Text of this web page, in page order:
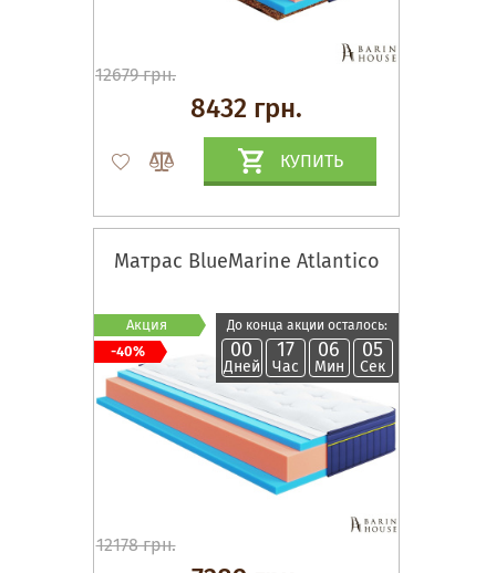
12679 грн.
8432 грн.
КУПИТЬ
Матрас BlueMarine Atlantico
До конца акции осталось:
00
Дней
17
Час
06
Мин
04
Сек
12178 грн.
Акция
-40%